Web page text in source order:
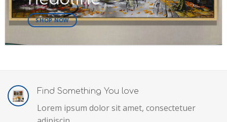
SHOP NOW
Find Something You love
Lorem ipsum dolor sit amet, consectetuer